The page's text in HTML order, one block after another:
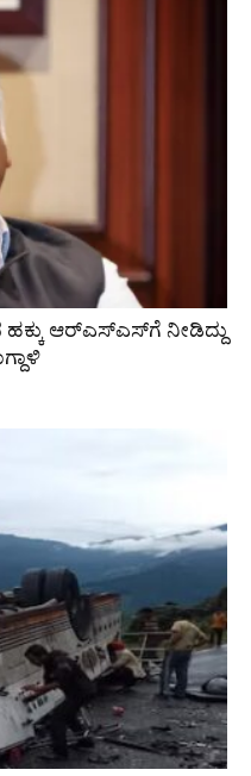
ಹಕ್ಕು ಆರ್‌ಎಸ್‌ಎಸ್‌ಗೆ ನೀಡಿದ್ದು